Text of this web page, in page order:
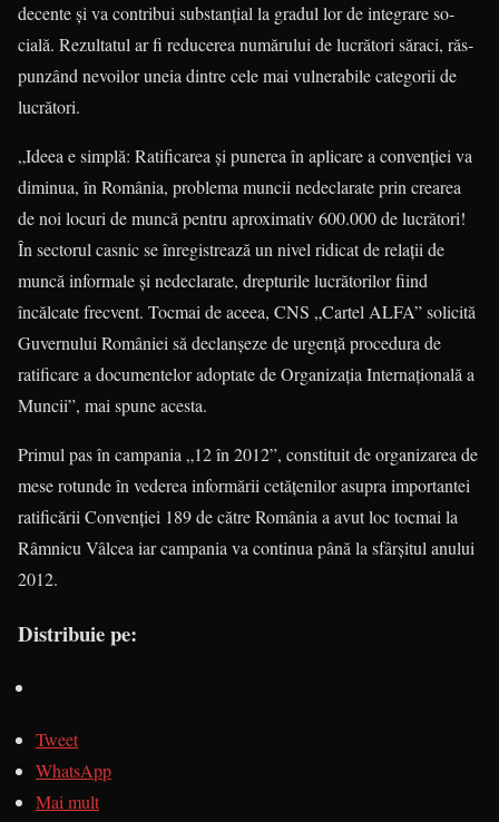
decente şi va contribui substanțial la gradul lor de integrare so­
cială. Rezultatul ar fi reducerea numărului de lucrători săraci, răs­
pun­zând nevoilor uneia dintre cele mai vulnerabile categorii de
lucrători.
„Ideea e simplă: Ratificarea şi punerea în aplicare a convenţiei va
diminua, în România, problema muncii nedeclarate prin crearea
de noi locuri de muncă pentru aproximativ 600.000 de lucrători!
În sectorul casnic se înregistrează un nivel ridicat de relaţii de
muncă informale şi nedeclarate, drepturile lucrătorilor fiind
încălcate frec­vent. Tocmai de aceea, CNS „Cartel ALFA” solicită
Guvernului Ro­mâ­niei să declanşeze de urgenţă procedura de
ratificare a docu­men­telor adoptate de Organizaţia Internaţională a
Muncii”, mai spune acesta.
Primul pas în campania „12 în 2012”, constituit de organizarea de
mese rotunde în vederea informării cetățenilor asupra impor­tan­tei
ratificării Convenţiei 189 de către România a avut loc tocmai la
Râmnicu Vâlcea iar campania va continua până la sfârşitul anului
2012.
Distribuie pe:
Tweet
WhatsApp
Mai mult